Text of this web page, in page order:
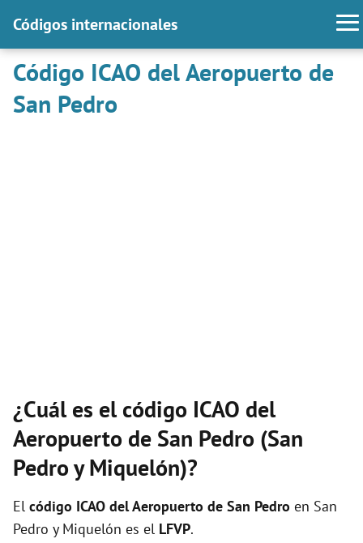
Códigos internacionales
Código ICAO del Aeropuerto de
San Pedro
¿Cuál es el código ICAO del
Aeropuerto de San Pedro (San
Pedro y Miquelón)?
El código ICAO delAeropuerto de San Pedro en San
Pedro y Miquelón es el LFVP.